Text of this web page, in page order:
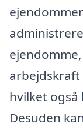
arbejdskraft
hvilket også
Desuden